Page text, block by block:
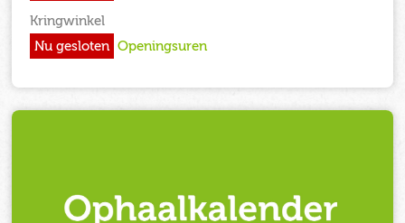
Kringwinkel
Nu gesloten Openingsuren